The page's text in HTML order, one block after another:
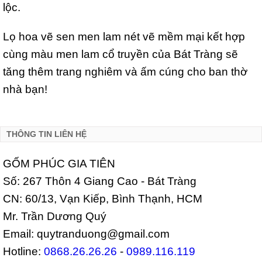
lộc.
Lọ hoa vẽ sen men lam nét vẽ mềm mại kết hợp
cùng màu men lam cổ truyền của Bát Tràng sẽ
tăng thêm trang nghiêm và ấm cúng cho ban thờ
nhà bạn!
THÔNG TIN LIÊN HỆ
GỐM PHÚC GIA TIÊN
Số: 267 Thôn 4 Giang Cao - Bát Tràng
CN: 60/13, Vạn Kiếp, Bình Thạnh, HCM
Mr. Trần Dương Quý
Email: quytranduong@gmail.com
Hotline: 0868.26.26.26 - 0989.116.119